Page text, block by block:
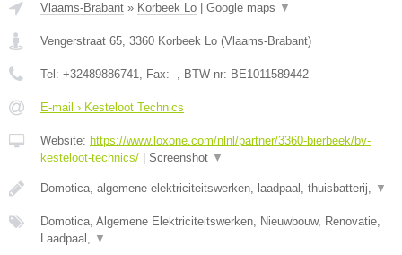
Vlaams-Brabant » Korbeek Lo Google maps ▼
Vengerstraat 65, 3360 Korbeek Lo (Vlaams-Brabant)
Tel: +32489886741, Fax: -, BTW-nr: BE1011589442
E-mail › Kesteloot Technics
Website: https://www.loxone.com/nlnl/partner/3360-bierbeek/bv-
kesteloot-technics/
Screenshot ▼
Domotica, algemene elektriciteitswerken, laadpaal, thuisbatterij, ▼
Domotica, Algemene Elektriciteitswerken, Nieuwbouw, Renovatie,
Laadpaal, ▼